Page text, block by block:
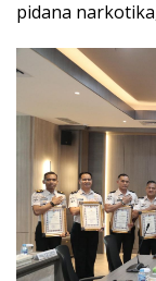
pidana